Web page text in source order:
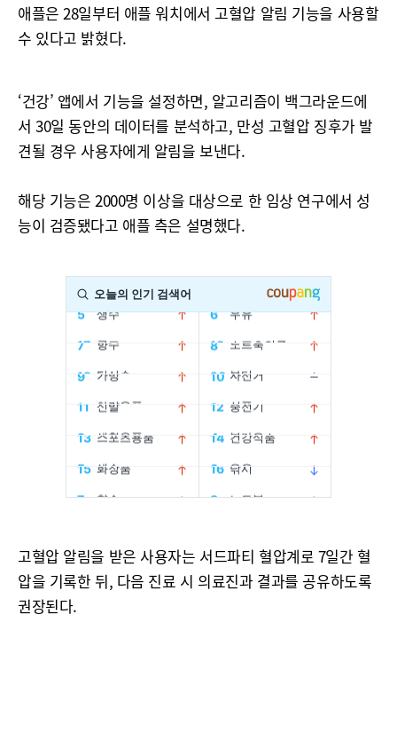
애플은 28일부터 애플 워치에서 고혈압 알림 기능을 사용할
수 있다고 밝혔다.
‘건강’ 앱에서 기능을 설정하면, 알고리즘이 백그라운드에
서 30일 동안의 데이터를 분석하고, 만성 고혈압 징후가 발
견될 경우 사용자에게 알림을 보낸다.
해당 기능은 2000명 이상을 대상으로 한 임상 연구에서 성
능이 검증됐다고 애플 측은 설명했다.
고혈압 알림을 받은 사용자는 서드파티 혈압계로 7일간 혈
압을 기록한 뒤, 다음 진료 시 의료진과 결과를 공유하도록
권장된다.